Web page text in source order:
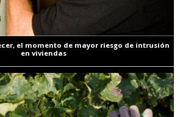
el momento de mayor riesgo de intrusión
en viviendas